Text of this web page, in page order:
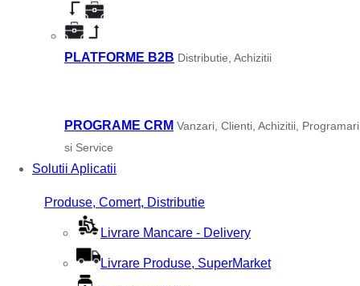
PLATFORME B2B Distributie, Achizitii
PROGRAME CRM Vanzari, Clienti, Achizitii, Programari
si Service
Solutii Aplicatii
Produse, Comert, Distributie
Livrare Mancare - Delivery
Livrare Produse, SuperMarket